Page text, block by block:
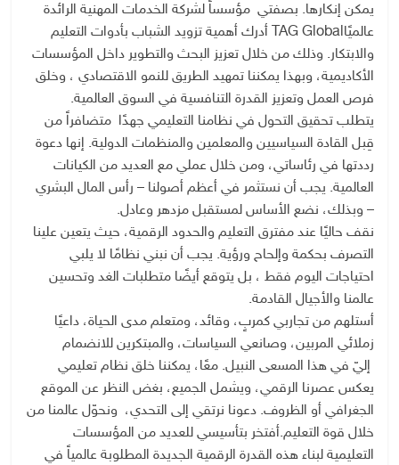
يمكن إنكارها. بصفتي مؤسساً لشركة الخدمات المهنية الرائدة
عالميًاTAG Global أدرك أهمية تزويد الشباب بأدوات التعليم
والابتكار. وذلك من خلال تعزيز البحث والتطوير داخل المؤسسات
الأكاديمية، وبهذا يمكننا تمهيد الطريق للنمو الاقتصادي ، وخلق
فرص العمل وتعزيز القدرة التنافسية في السوق العالمية.
يتطلب تحقيق التحول في نظامنا التعليمي جهدًا متضافراً من
قِبل القادة السياسيين والمعلمين والمنظمات الدولية. إنها دعوة
رددتها في رئاساتي، ومن خلال عملي مع العديد من الكيانات
العالمية. يجب أن نستثمر في أعظم أصولنا – رأس المال البشري
– وبذلك، نضع الأساس لمستقبل مزدهر وعادل.
نقف حاليًا عند مفترق التعليم والحدود الرقمية، حيث يتعين علينا
التصرف بحكمة وإلحاح ورؤية. يجب أن نبني نظامًا لا يلبي
احتياجات اليوم فقط ، بل يتوقع أيضًا متطلبات الغد وتحسين
عالمنا والأجيال القادمة.
أستلهم من تجاربي كمربٍ، وقائد، ومتعلم مدى الحياة، داعيًا
زملائي المربين، وصانعي السياسات، والمبتكرين للانضمام
إليّ في هذا المسعى النبيل. معًا، يمكننا خلق نظام تعليمي
يعكس عصرنا الرقمي، ويشمل الجميع، بغض النظر عن الموقع
الجغرافي أو الظروف. دعونا نرتقي إلى التحدي، ونحوّل عالمنا من
خلال قوة التعليم. أفتخر بتأسيسي للعديد من المؤسسات
التعليمية لبناء هذه القدرة الرقمية الجديدة المطلوبة عالمياً في